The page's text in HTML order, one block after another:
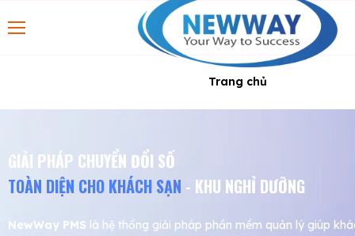
Trang chủ
GIẢI PHÁP CHUYỂN ĐỔI SỐ
TOÀN DIỆN CHO KHÁCH SẠN - KHU NGHỈ DƯỠNG
NewWay PMS là hệ thống giải pháp phần mềm quản lý giúp